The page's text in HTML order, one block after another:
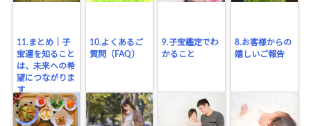
11.まとめ｜子
宝運を知ること
は、未来への希
望につながりま
す
10.よくあるご
質問（FAQ）
9.子宝鑑定でわ
かること
8.お客様からの
嬉しいご報告